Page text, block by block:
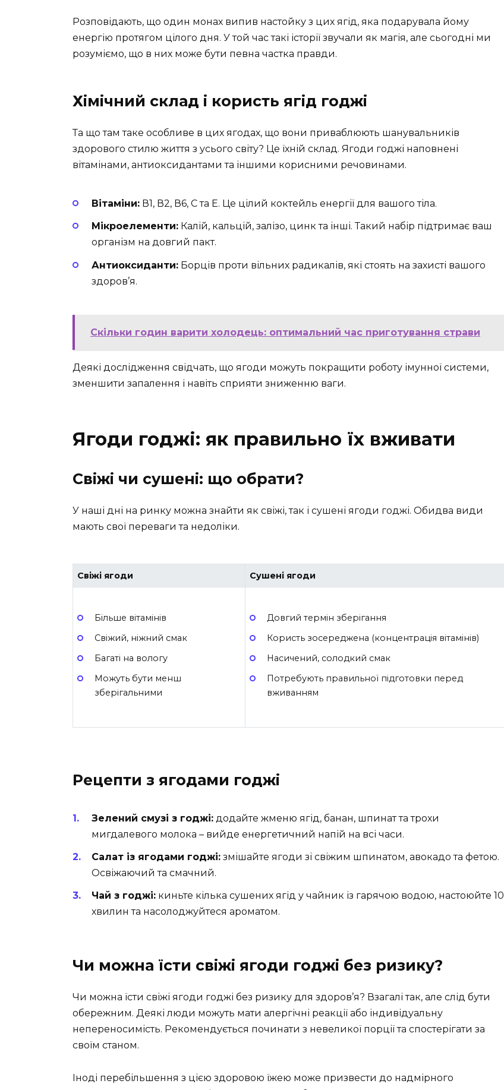
Розповідають, що один монах випив настойку з цих ягід, яка подарувала йому
енергію протягом цілого дня. У той час такі історії звучали як магія, але сьогодні ми
розуміємо, що в них може бути певна частка правди.
Хімічний склад і користь ягід годжі
Та що там таке особливе в цих ягодах, що вони приваблюють шанувальників
здорового стилю життя з усього світу? Це їхній склад. Ягоди годжі наповнені
вітамінами, антиоксидантами та іншими корисними речовинами.
Вітаміни: В1, В2, В6, С та Е. Це цілий коктейль енергії для вашого тіла.
Мікроелементи: Калій, кальцій, залізо, цинк та інші. Такий набір підтримає ваш
організм на довгий пакт.
Антиоксиданти: Борців проти вільних радикалів, які стоять на захисті вашого
здоров’я.
Скільки годин варити холодець: оптимальний час приготування страви
Деякі дослідження свідчать, що ягоди можуть покращити роботу імунної системи,
зменшити запалення і навіть сприяти зниженню ваги.
Ягоди годжі: як правильно їх вживати
Свіжі чи сушені: що обрати?
У наші дні на ринку можна знайти як свіжі, так і сушені ягоди годжі. Обидва види
мають свої переваги та недоліки.
Свіжі ягоди Сушені ягоди
Більше вітамінів
Свіжий, ніжний смак
Багаті на вологу
Можуть бути менш
зберігальними
Довгий термін зберігання
Користь зосереджена (концентрація вітамінів)
Насичений, солодкий смак
Потребують правильної підготовки перед
вживанням
Рецепти з ягодами годжі
Зелений смузі з годжі: додайте жменю ягід, банан, шпинат та трохи
мигдалевого молока – вийде енергетичний напій на всі часи.
Салат із ягодами годжі: змішайте ягоди зі свіжим шпинатом, авокадо та фетою.
Освіжаючий та смачний.
Чай з годжі: киньте кілька сушених ягід у чайник із гарячою водою, настоюйте 10
хвилин та насолоджуйтеся ароматом.
Чи можна їсти свіжі ягоди годжі без ризику?
Чи можна їсти свіжі ягоди годжі без ризику для здоров’я? Взагалі так, але слід бути
обережним. Деякі люди можуть мати алергічні реакції або індивідуальну
непереносимість. Рекомендується починати з невеликої порції та спостерігати за
своїм станом.
Іноді перебільшення з цією здоровою їжею може призвести до надмірного